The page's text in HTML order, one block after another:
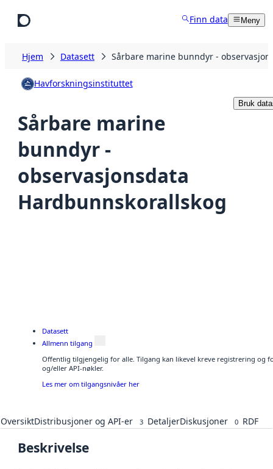
Finn data Meny
Hjem Datasett Sårbare marine bunndyr -
Havforskningsinstituttet
Sårbare marine
bunndyr -
observasjonsdata
Hardbunnskorallskog
Bruk
Datasett
Allmenn tilgang
Offentlig tilgjengelig for alle. Tilgang kan likevel kreve registrering og
og/eller API-nøkler.
Les mer om tilgangsnivåer her
OversiktDistribusjoner og API-er 3 DetaljerDiskusjoner 0 RDF
Beskrivelse